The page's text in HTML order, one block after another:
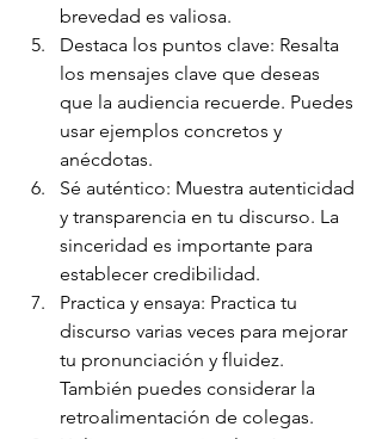
brevedad es valiosa.
Destaca los puntos clave: Resalta
los mensajes clave que deseas
que la audiencia recuerde. Puedes
usar ejemplos concretos y
anécdotas.
Sé auténtico: Muestra autenticidad
y transparencia en tu discurso. La
sinceridad es importante para
establecer credibilidad.
Practica y ensaya: Practica tu
discurso varias veces para mejorar
tu pronunciación y fluidez.
También puedes considerar la
retroalimentación de colegas.